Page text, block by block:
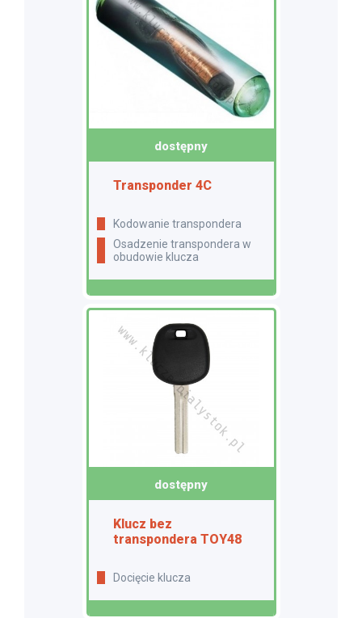
dostępny
Transponder 4C
Kodowanie transpondera
Osadzenie transpondera w
obudowie klucza
dostępny
Klucz bez
transpondera TOY48
Docięcie klucza